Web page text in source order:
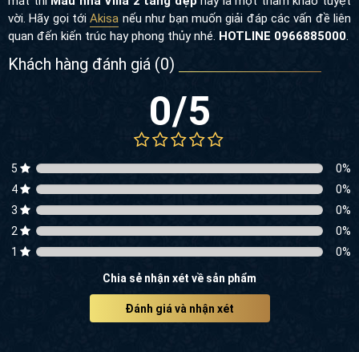
vời. Hãy gọi tớiAkisa nếu như bạn muốn giải đáp các vấn đề liên
quan đến kiến trúc hay phong thủy nhé. HOTLINE 0966885000.
Khách hàng đánh giá (0)
0/5
5 0%
4
0%
3
0%
2
0%
1
0%
Chia sẻ nhận xét về sản phẩm
Đánh giá và nhận xét